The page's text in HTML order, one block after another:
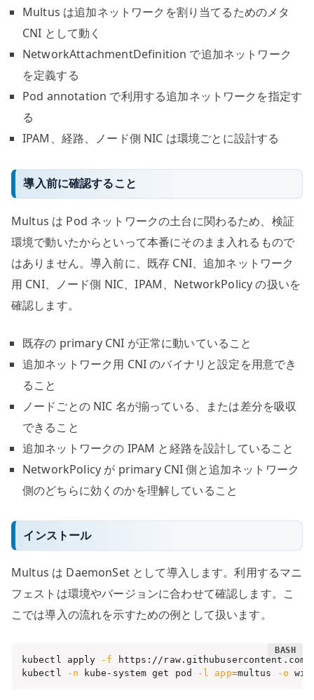
Multus は追加ネットワークを割り当てるためのメタ
CNI として動く
NetworkAttachmentDefinition で追加ネットワーク
を定義する
Pod annotation で利用する追加ネットワークを指定す
る
IPAM、経路、ノード側 NIC は環境ごとに設計する
導入前に確認すること
Multus は Pod ネットワークの土台に関わるため、検証
環境で動いたからといって本番にそのまま入れるもので
はありません。導入前に、既存 CNI、追加ネットワーク
用 CNI、ノード側 NIC、IPAM、NetworkPolicy の扱いを
確認します。
既存の primary CNI が正常に動いていること
追加ネットワーク用 CNI のバイナリと設定を用意でき
ること
ノードごとの NIC 名が揃っている、または差分を吸収
できること
追加ネットワークの IPAM と経路を設計していること
NetworkPolicy が primary CNI 側と追加ネットワーク
側のどちらに効くのかを理解していること
インストール
Multus は DaemonSet として導入します。利用するマニ
フェストは環境やバージョンに合わせて確認します。こ
こでは導入の流れを示すための例として扱います。
kubectl apply -f
https://raw.githubusercontent.com/
kubectl
-n kube-system get pod -l app=multus -o